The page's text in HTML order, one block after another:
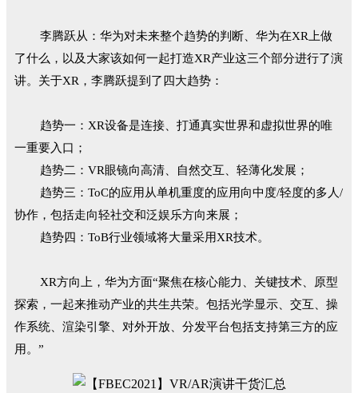
李腾跃从：华为对未来整个趋势的判断、华为在XR上做
了什么，以及大家该如何一起打造XR产业这三个部分进行了演
讲。关于XR，李腾跃提到了四大趋势：
趋势一：XR设备是连接、打通真实世界和虚拟世界的唯
一重要入口；
趋势二：VR眼镜向高清、自然交互、轻薄化发展；
趋势三：ToC的应用从单机重度的应用向中度/轻度的多人/
协作，包括走向轻社交和泛娱乐方向来展；
趋势四：ToB行业领域将大量采用XR技术。
XR方向上，华为方面“聚焦在核心能力、关键技术、原型
探索，一起来推动产业的共生共荣。包括光学显示、交互、操
作系统、渲染引擎、对外开放、分发平台包括支持第三方的应
用。”